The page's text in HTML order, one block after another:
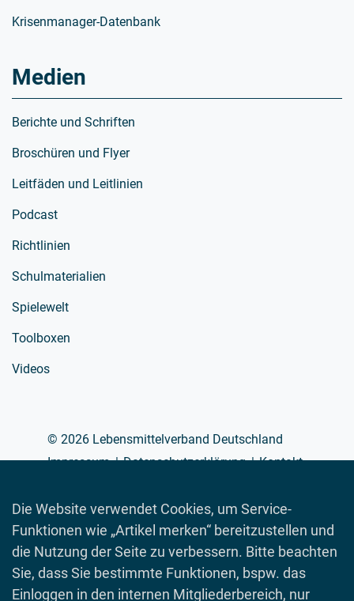
Die Website verwendet Cookies, um Service-
Funktionen wie „Artikel merken“ bereitzustellen und
die Nutzung der Seite zu verbessern. Bitte beachten
Sie, dass Sie bestimmte Funktionen, bspw. das
Einloggen in den internen Mitgliederbereich, nur
Krisenmanager-Datenbank
Medien
Berichte und Schriften
Broschüren und Flyer
Leitfäden und Leitlinien
Podcast
Richtlinien
Schulmaterialien
Spielewelt
Toolboxen
Videos
© 2026 Lebensmittelverband Deutschland
Impressum
Datenschutzerklärung Kontakt